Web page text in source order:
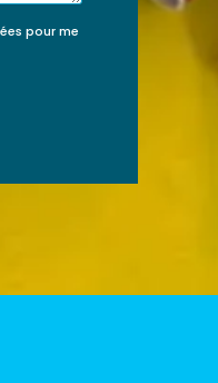
pour me